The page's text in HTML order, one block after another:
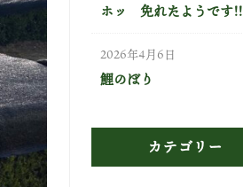
ホッ 免れたようです!!
鯉のぼり
2026年4月6日
カテゴリー